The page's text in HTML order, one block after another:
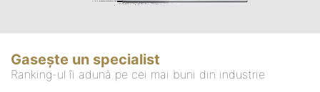
Gasește un specialist
Ranking-ul îi adună pe cei mai buni din industrie